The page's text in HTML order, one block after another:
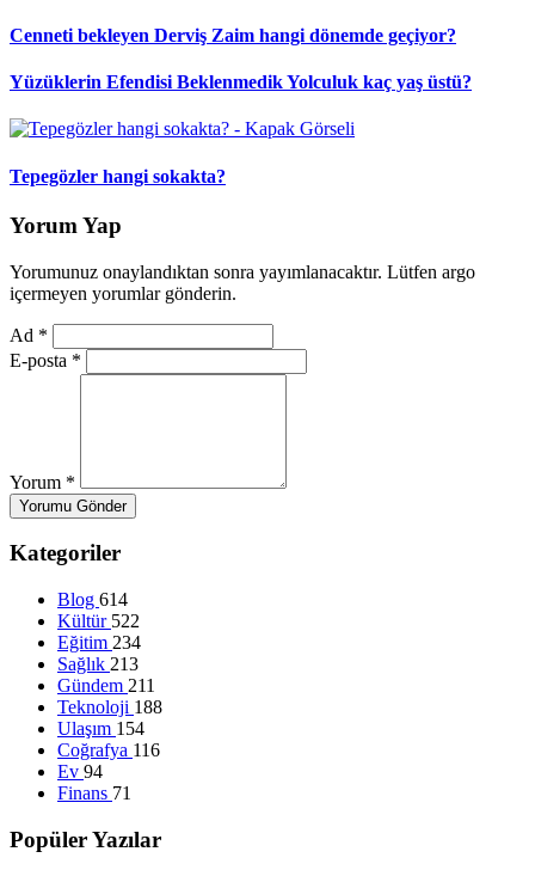
Cenneti bekleyen Derviş Zaim hangi dönemde geçiyor?
Yüzüklerin Efendisi Beklenmedik Yolculuk kaç yaş üstü?
Tepegözler hangi sokakta?
Yorum Yap
Yorumunuz onaylandıktan sonra yayımlanacaktır. Lütfen argo
içermeyen yorumlar gönderin.
Ad *
E-posta *
Yorum *
Yorumu Gönder
Kategoriler
Blog 614
Kültür 522
Eğitim 234
Sağlık 213
Gündem 211
Teknoloji 188
Ulaşım 154
Coğrafya 116
Ev 94
Finans 71
Popüler Yazılar